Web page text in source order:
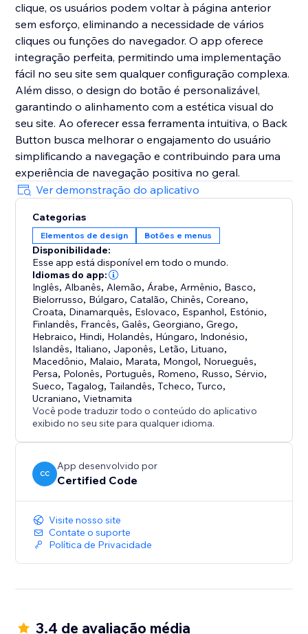
clique, os usuários podem voltar à página anterior
sem esforço, eliminando a necessidade de vários
cliques ou funções do navegador. O app oferece
integração perfeita, permitindo uma implementação
fácil no seu site sem qualquer configuração complexa.
Além disso, o design do botão é personalizável,
garantindo o alinhamento com a estética visual do
seu site. Ao oferecer essa ferramenta intuitiva, o Back
Button busca melhorar o engajamento do usuário
simplificando a navegação e contribuindo para uma
experiência de navegação positiva no geral.
Ver demonstração do aplicativo
Categorias
Elementos de design Botões e menus
Disponibilidade:
Esse app está disponível em todo o mundo.
Idiomas do app:
Inglês, Albanês, Alemão, Árabe, Armênio, Basco,
Bielorrusso, Búlgaro,Catalão,Chinês,Coreano,
Croata, Dinamarquês, Eslovaco, Espanhol, Estónio,
Finlandês, Francês,Galês,Georgiano,Grego,
Hebraico, Hindi, Holandês, Húngaro, Indonésio,
Islandês, Italiano, Japonês, Letão, Lituano,
Macedônio, Malaio, Marata, Mongol, Norueguês,
Persa, Polonês, Português, Romeno, Russo,Sérvio,
Sueco,Tagalog,Tailandês,Tcheco,Turco,
Ucraniano,Vietnamita
Você pode traduzir todo o conteúdo do aplicativo
exibido no seu site para qualquer idioma.
CC
App desenvolvido por
Certified Code
Visite nosso site
Contate o suporte
Política de Privacidade
3.4 de avaliação média